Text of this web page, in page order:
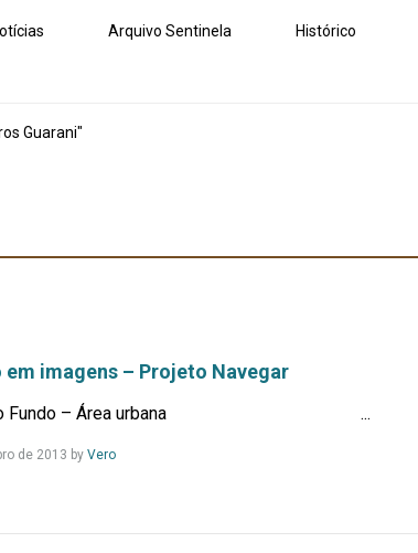
Arquivo Sentinela Histórico
Guarani"
em imagens – Projeto Navegar
Fundo – Área urbana ...
de 2013 by VeroLeia